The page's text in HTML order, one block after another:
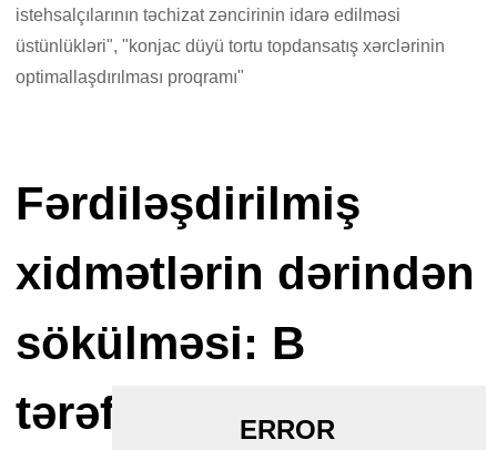
istehsalçılarının təchizat zəncirinin idarə edilməsi
üstünlükləri", "konjac düyü tortu topdansatış xərclərinin
optimallaşdırılması proqramı"
Fərdiləşdirilmiş
xidmətlərin dərindən
sökülməsi: B
tərəfinin